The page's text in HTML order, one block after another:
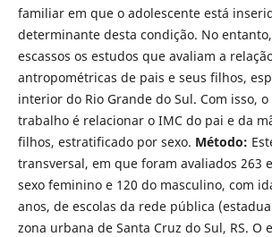
familiar em que o adolescente está
determinante desta condição. No
escassos os estudos que avaliam a
antropométricas de pais e seus filhos,
interior do Rio Grande do Sul. Com isso,
trabalho é relacionar o IMC do pai e da
filhos, estratificado por sexo. Método:
transversal, em que foram avaliados 263
sexo feminino e 120 do masculino, com
anos, de escolas da rede pública
zona urbana de Santa Cruz do Sul, RS. O